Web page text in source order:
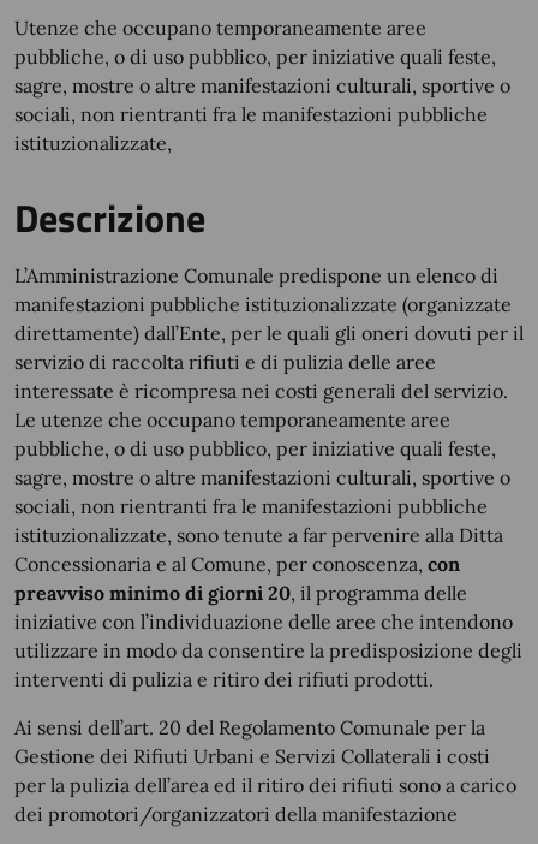
Utenze che occupano temporaneamente aree
pubbliche, o di uso pubblico, per iniziative quali feste,
sagre, mostre o altre manifestazioni culturali, sportive o
sociali, non rientranti fra le manifestazioni pubbliche
istituzionalizzate,
Descrizione
L’Amministrazione Comunale predispone un elenco di
manifestazioni pubbliche istituzionalizzate (organizzate
direttamente) dall’Ente, per le quali gli oneri dovuti per il
servizio di raccolta rifiuti e di pulizia delle aree
interessate è ricompresa nei costi generali del servizio.
Le utenze che occupano temporaneamente aree
pubbliche, o di uso pubblico, per iniziative quali feste,
sagre, mostre o altre manifestazioni culturali, sportive o
sociali, non rientranti fra le manifestazioni pubbliche
istituzionalizzate, sono tenute a far pervenire alla Ditta
Concessionaria e al Comune, per conoscenza, con
preavviso minimo di giorni 20, il programma delle
iniziative con l’individuazione delle aree che intendono
utilizzare in modo da consentire la predisposizione degli
interventi di pulizia e ritiro dei rifiuti prodotti.
Ai sensi dell’art. 20 del Regolamento Comunale per la
Gestione dei Rifiuti Urbani e Servizi Collaterali i costi
per la pulizia dell’area ed il ritiro dei rifiuti sono a carico
dei promotori/organizzatori della manifestazione